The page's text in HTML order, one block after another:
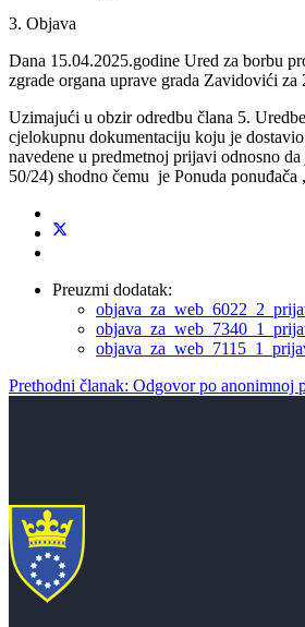
3. Objava
Dana 15.04.2025.godine Ured za borbu
zgrade organa uprave grada Zavidovići za
Uzimajući u obzir odredbu člana 5.
cjelokupnu dokumentaciju koju je
navedene u predmetnoj prijavi odnosno
50/24) shodno čemu je Ponuda
Preuzmi dodatak:
Prethodni članak: Odgovor po anonimnoj